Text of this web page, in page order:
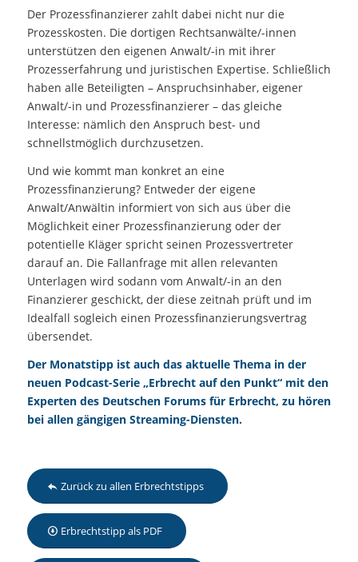
Der Prozessfinanzierer zahlt dabei nicht nur die
Prozesskosten. Die dortigen Rechtsanwälte/-innen
unterstützen den eigenen Anwalt/-in mit ihrer
Prozesserfahrung und juristischen Expertise. Schließlich
haben alle Beteiligten – Anspruchsinhaber, eigener
Anwalt/-in und Prozessfinanzierer – das gleiche
Interesse: nämlich den Anspruch best- und
schnellstmöglich durchzusetzen.
Und wie kommt man konkret an eine
Prozessfinanzierung? Entweder der eigene
Anwalt/Anwältin informiert von sich aus über die
Möglichkeit einer Prozessfinanzierung oder der
potentielle Kläger spricht seinen Prozessvertreter
darauf an. Die Fallanfrage mit allen relevanten
Unterlagen wird sodann vom Anwalt/-in an den
Finanzierer geschickt, der diese zeitnah prüft und im
Idealfall sogleich einen Prozessfinanzierungsvertrag
übersendet.
Der Monatstipp ist auch das aktuelle Thema in der
neuen Podcast-Serie „Erbrecht auf den Punkt“mit den
Expertendes Deutschen Forums für Erbrecht, zu hören
bei allen gängigen Streaming-Diensten.
Zurück zu allen Erbrechtstipps
Erbrechtstipp als PDF